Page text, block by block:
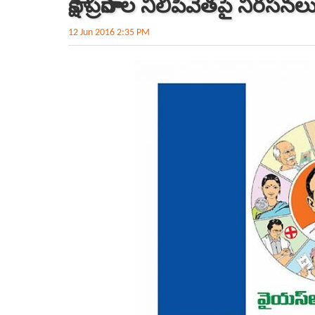
సాక్షి ప్ర‌సారాల నిలిపివేత‌పై
12 Jun 2016 2:35 PM